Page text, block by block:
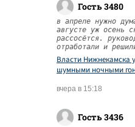
Гость 3480
в апреле нужно
августе уж осень
рассосётся.
отработали и
Власти Нижнекамска
шумными ночными
вчера в 15:18
Гость 3436